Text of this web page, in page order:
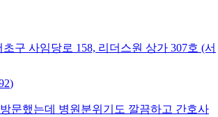
구 사임당로 158, 리더스원 상가 307호 (서
)
문했는데 병원분위기도 깔끔하고 간호사